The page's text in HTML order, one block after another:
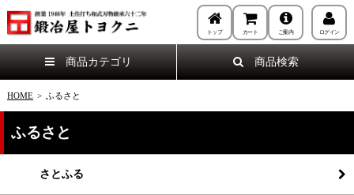
トップ カート ご案内 ログイン
商品カテゴリ 商品検索
HOME > ふるさと
ふるさと
さとふる